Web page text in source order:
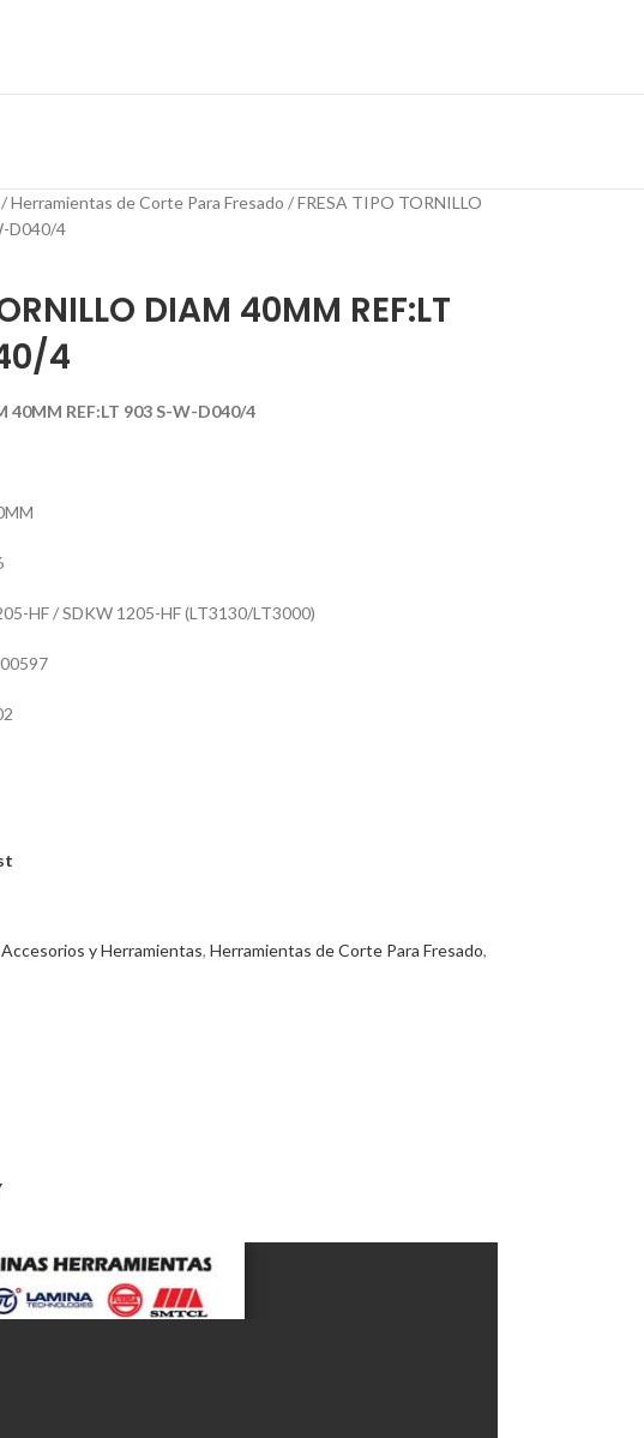
Herramientas de Corte Para Fresado
FRESA TIPO TORNILLO
D040/4
DIAM 40MM REF:LT
4
40MM REF:LT 903 S-W-D040/4
HF / SDKW 1205-HF (LT3130/LT3000)
Accesorios y Herramientas, Herramientas de Corte Para Fresado,